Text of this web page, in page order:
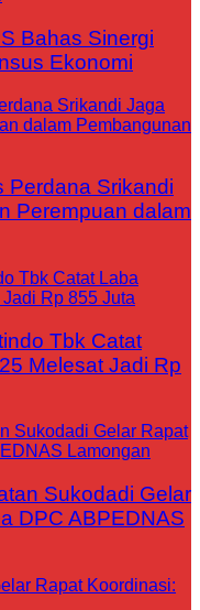
Bahas Sinergi
Ekonomi
Perdana Srikandi
Perempuan dalam
Tbk Catat
Melesat Jadi Rp
Sukodadi Gelar
DPC ABPEDNAS